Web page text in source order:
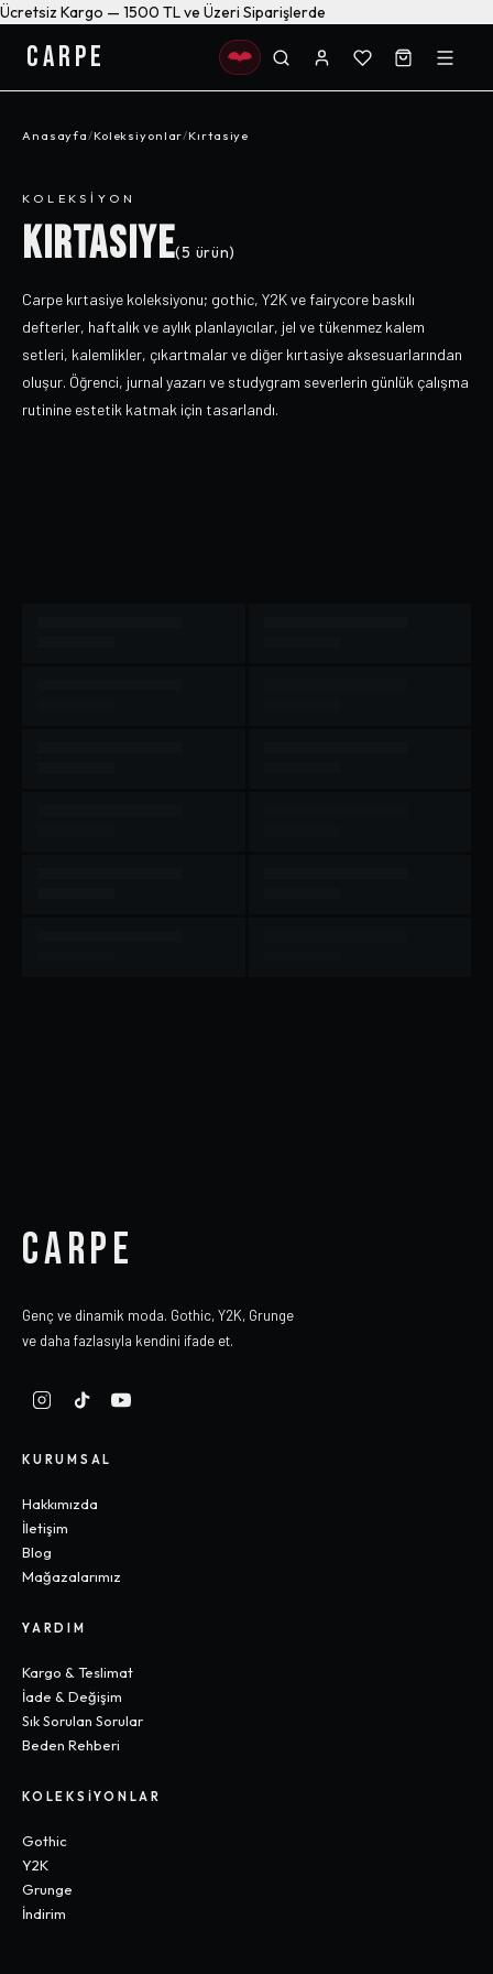
Ücretsiz Kargo — 1500 TL ve Üzeri Siparişlerde
CARPE
Anasayfa/Koleksiyonlar/Kırtasiye
KOLEKSIYON
KIRTASIYE(5 ürün)
Carpe kırtasiye koleksiyonu; gothic, Y2K ve fairycore baskılı
defterler, haftalık ve aylık planlayıcılar, jel ve tükenmez kalem
setleri, kalemlikler, çıkartmalar ve diğer kırtasiye aksesuarlarından
oluşur. Öğrenci, jurnal yazarı ve studygram severlerin günlük çalışma
rutinine estetik katmak için tasarlandı.
CARPE
Genç ve dinamik moda. Gothic, Y2K, Grunge
ve daha fazlasıyla kendini ifade et.
KURUMSAL
Hakkımızda
İletişim
Blog
Mağazalarımız
YARDIM
Kargo & Teslimat
İade & Değişim
Sık Sorulan Sorular
Beden Rehberi
KOLEKSIYONLAR
Gothic
Y2K
Grunge
İndirim